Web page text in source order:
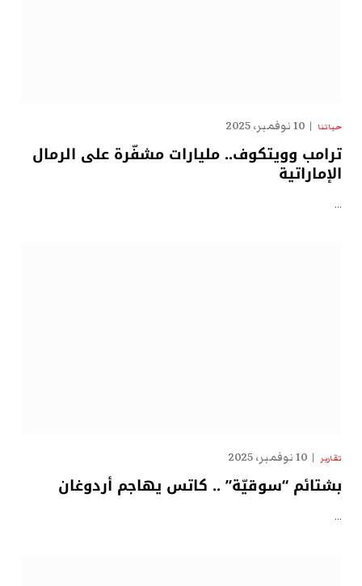
حياتنا 10 نوفمبر، 2025
ترامب وويتكوف.. مليارات مشفّرة على الرمال
الإماراتية
…
تقارير 10 نوفمبر، 2025
بشتائم “سوقيّة” .. كاتس يهاجم أردوغان
…